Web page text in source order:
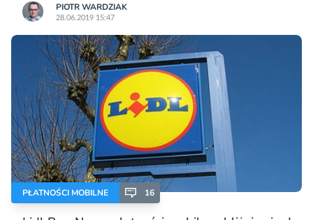
PIOTR WARDZIAK
28.06.2019 15:47
PŁATNOŚCI MOBILNE 16